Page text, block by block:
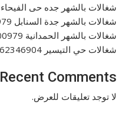
شغالات بالشهر جده حى الفيحاء 0577265649
شغالات بالشهر جدة السنابل 0571400979
شغالات بالشهر الحمدانية 0571400979
شغالات حي التيسير 0562346904
Recent Comments
لا توجد تعليقات للعرض.